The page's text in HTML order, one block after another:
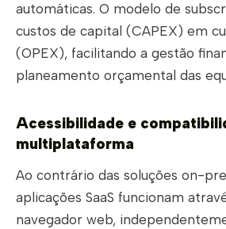
automáticas. O modelo de
custos de capital (CAPEX) em
(OPEX), facilitando a gestão
planeamento orçamental das
Acessibilidade e
multiplataforma
Ao contrário das soluções on-
aplicações SaaS funcionam
navegador web,